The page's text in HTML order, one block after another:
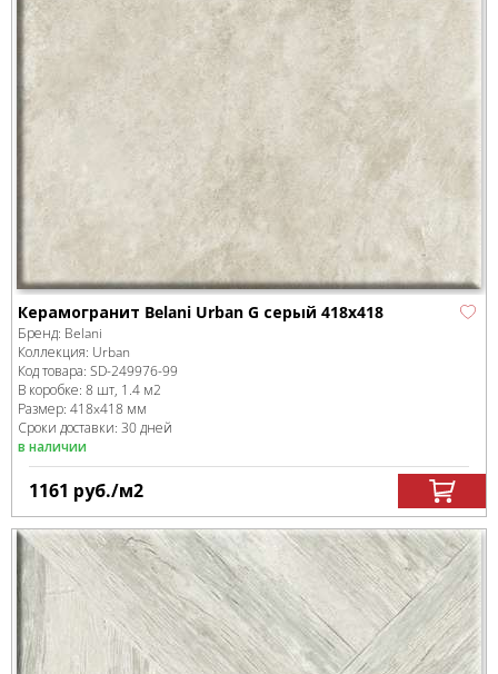
Керамогранит Belani Urban G серый 418x418
Бренд: Belani
Коллекция: Urban
Код товара: SD-249976-99
В коробке: 8 шт, 1.4 м2
Размер: 418x418 мм
Сроки доставки: 30 дней
в наличии
1161 руб./м2